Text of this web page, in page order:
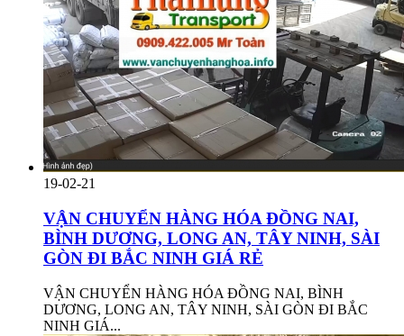
19-02-21
VẬN CHUYỂN HÀNG HÓA ĐỒNG NAI,
BÌNH DƯƠNG, LONG AN, TÂY NINH, SÀI
GÒN ĐI BẮC NINH GIÁ RẺ
VẬN CHUYỂN HÀNG HÓA ĐỒNG NAI, BÌNH
DƯƠNG, LONG AN, TÂY NINH, SÀI GÒN ĐI BẮC
NINH GIÁ...